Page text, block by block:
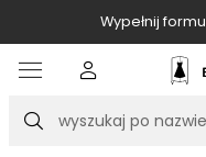
Wypełnij
Szukaj